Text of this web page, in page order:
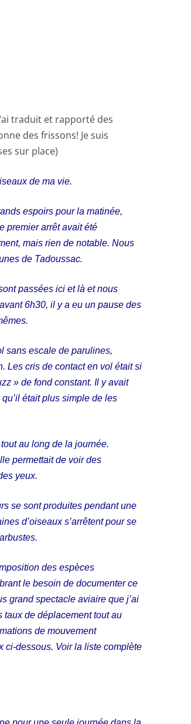
traduit et rapporté des
des frissons! Je suis
sur place)
de ma vie.
espoirs pour la matinée,
premier arrêt avait été
mais rien de notable. Nous
de Tadoussac.
passées ici et là et nous
6h30, il y a eu un pause des
sans escale de parulines,
Les cris de contact en vol était si
» de fond constant. Il y avait
était plus simple de les
au long de la journée.
permettait de voir des
yeux.
se sont produites pendant une
d’oiseaux s’arrêtent pour se
des espèces
le besoin de documenter ce
grand spectacle aviaire que j’ai
taux de déplacement tout au
de mouvement
ci-dessous. Voir la liste complète